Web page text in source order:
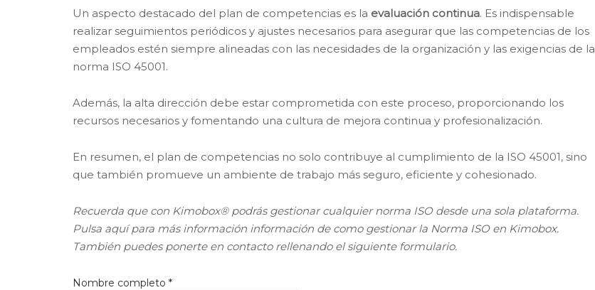
Un aspecto destacado del plan de competencias es la evaluación continua. Es indispensable
realizar seguimientos periódicos y ajustes necesarios para asegurar que las competencias de los
empleados estén siempre alineadas con las necesidades de la organización y las exigencias de la
norma ISO 45001.
Además, la alta dirección debe estar comprometida con este proceso, proporcionando los
recursos necesarios y fomentando una cultura de mejora continua y profesionalización.
En resumen, el plan de competencias no solo contribuye al cumplimiento de la ISO 45001, sino
que también promueve un ambiente de trabajo más seguro, eficiente y cohesionado.
Recuerda que con Kimobox® podrás gestionar cualquier norma ISO desde una sola plataforma.
Pulsa aquí para más información información de como gestionar la Norma ISO en Kimobox.
También puedes ponerte en contacto rellenando el siguiente formulario.
Nombre completo *